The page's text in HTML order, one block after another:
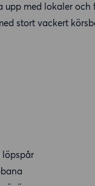
upp med lokaler och
stort vackert
löpspår